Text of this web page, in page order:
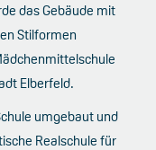
das Gebäude mit
Stilformen
Elberfeld.
umgebaut und
Realschule für